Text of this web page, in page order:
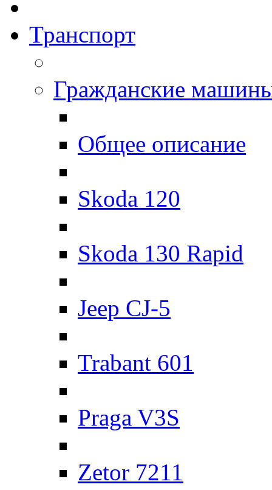
Транспорт
Гражданские
Общее описание
Skoda 120
Skoda 130 Rapid
Jeep CJ-5
Trabant 601
Praga V3S
Zetor 7211